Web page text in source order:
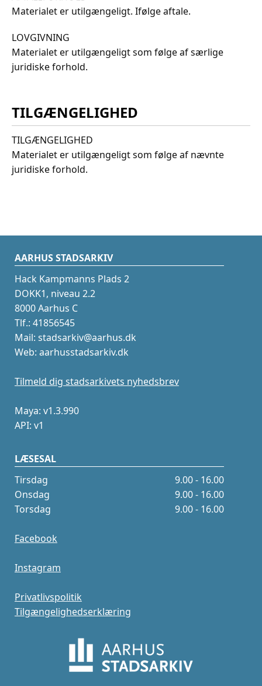
Materialet er utilgængeligt. Ifølge aftale.
LOVGIVNING
Materialet er utilgængeligt som følge af særlige
juridiske forhold.
TILGÆNGELIGHED
TILGÆNGELIGHED
Materialet er utilgængeligt som følge af nævnte
juridiske forhold.
AARHUS STADSARKIV
Hack Kampmanns Plads 2
DOKK1, niveau 2.2
8000 Aarhus C
Tlf.: 41856545
Mail: stadsarkiv@aarhus.dk
Web: aarhusstadsarkiv.dk
Tilmeld dig stadsarkivets nyhedsbrev
Maya: v1.3.990
API: v1
LÆSESAL
Tirsdag
9.00 - 16.00
Onsdag
9.00 - 16.00
Torsdag
9.00 - 16.00
Facebook
Instagram
Privatlivspolitik
Tilgængelighedserklæring